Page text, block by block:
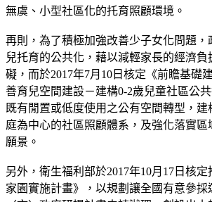
無虞、小型社區化的托育照顧環境。
再則，為了積極加強改善少子女化問題，
兒托育的公共化，藉以減輕家長的經濟
礙，而於2017年7月10日核定《前瞻基礎
善育兒空間建設－建構0-2歲兒童社區公
既有閒置或低度使用之公有空間轉型，建
庭為中心的社區照顧體系，及強化落實區
願景。
另外，衛生福利部於2017年10月17日核
家園實施計畫》，以規劃讓全國有意參採